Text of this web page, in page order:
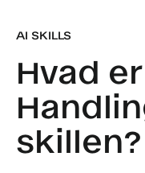
AI SKILLS
Hvad
skillen?